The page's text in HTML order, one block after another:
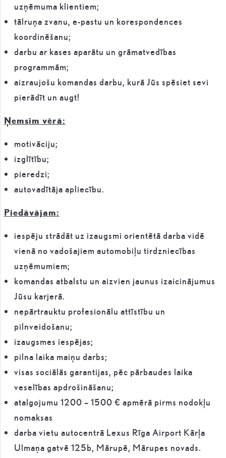
uzņēmuma klientiem;
tālruņa zvanu, e-pastu un korespondences
koordinēšanu;
darbu ar kases aparātu un grāmatvedības
programmām;
aizraujošu komandas darbu, kurā Jūs spēsiet sevi
pierādīt un augt!
Ņemsim vērā:
motivāciju;
izglītību;
pieredzi;
autovadītāja apliecību.
Piedāvājam:
iespēju strādāt uz izaugsmi orientētā darba vidē
vienā no vadošajiem automobiļu tirdzniecības
uzņēmumiem;
komandas atbalstu un aizvien jaunus izaicinājumus
Jūsu karjerā.
nepārtrauktu profesionālu attīstību un
pilnveidošanu;
izaugsmes iespējas;
pilna laika maiņu darbs;
visas sociālās garantijas, pēc pārbaudes laika
veselības apdrošināšanu;
atalgojumu 1200 – 1500 € apmērā pirms nodokļu
nomaksas
darba vietu autocentrā Lexus Rīga Airport Kārļa
Ulmaņa gatvē 125b, Mārupē, Mārupes novads.